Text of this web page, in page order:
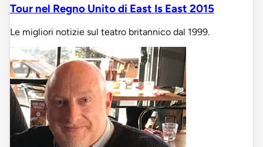
Tour nel Regno Unito di East Is East 2015
Le migliori notizie sul teatro britannico dal 1999.